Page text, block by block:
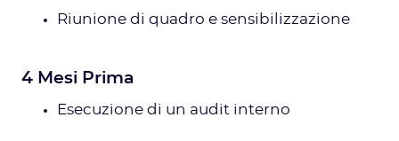
Riunione di quadro e sensibilizzazione
4 Mesi Prima
Esecuzione di un audit interno